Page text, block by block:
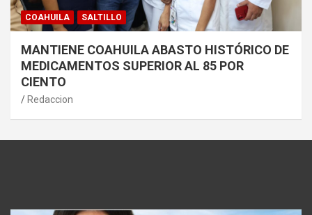
COAHUILA SALTILLO
MANTIENE COAHUILA ABASTO HISTÓRICO DE
MEDICAMENTOS SUPERIOR AL 85 POR
CIENTO
Redaccion